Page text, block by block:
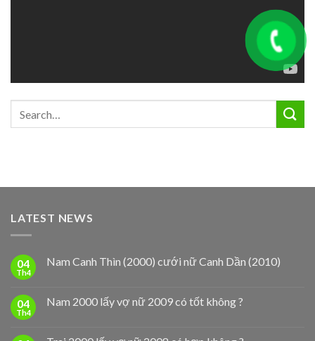
LATEST NEWS
04
Th4
Nam Canh Thìn (2000) cưới nữ Canh Dần (2010)
04
Th4
Nam 2000 lấy vợ nữ 2009 có tốt không ?